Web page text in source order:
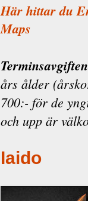
Här hittar du
Maps
Terminsavgiften
års ålder
700:- för de
och upp är
Iaido